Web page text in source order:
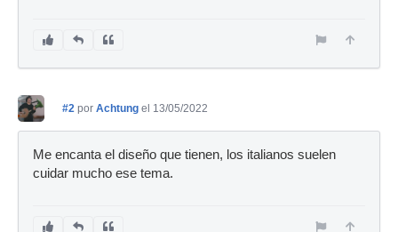
#2 por Achtung el 13/05/2022
Me encanta el diseño que tienen, los italianos suelen
cuidar mucho ese tema.